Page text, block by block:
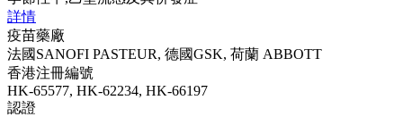
詳情
疫苗藥廠
法國SANOFI PASTEUR, 德國GSK, 荷蘭 ABBOTT
香港注冊編號
HK-65577, HK-62234, HK-66197
認證